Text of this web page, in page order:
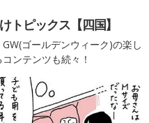
トピックス【四国】
ゴールデンウィーク)の楽し
ンテンツも続々！